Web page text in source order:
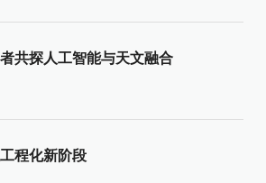
共探人工智能与天文融合
程化新阶段